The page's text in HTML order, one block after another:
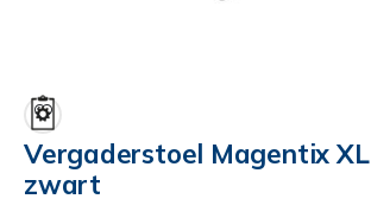
het
begin
van
de
Vergaderstoel Magentix XL
zwart